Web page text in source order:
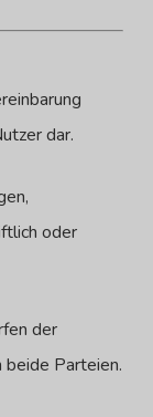
dar.
oder
der
beide Parteien.